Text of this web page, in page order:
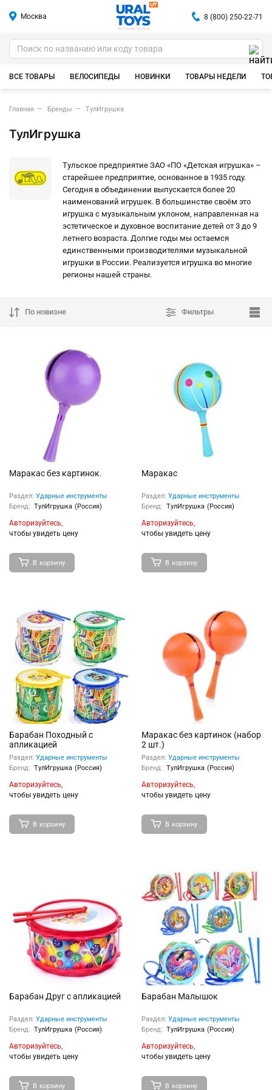
Москва
ИГРУШКИ ОПТОМ
8 (800) 250-22-71
ВСЕ ТОВАРЫ ВЕЛОСИПЕДЫ НОВИНКИ ТОВАРЫ НЕДЕЛИ
Главная Бренды ТулИгрушка
ТулИгрушка
Тульское предприятие ЗАО «ПО «Детская игрушка» –
старейшее предприятие, основанное в 1935 году.
Сегодня в объединении выпускается более 20
наименований игрушек. В большинстве своём это
игрушка с музыкальным уклоном, направленная на
эстетическое и духовное воспитание детей от 3 до 9
летнего возраста. Долгие годы мы остаемся
единственными производителями музыкальной
игрушки в России. Реализуется игрушка во многие
регионы нашей страны.
По новизне Фильтры
Маракас без картинок.
Раздел: Ударные инструменты
Бренд: ТулИгрушка (Россия)
Авторизуйтесь,
чтобы увидеть цену
В корзину
Маракас
Раздел: Ударные инструменты
Бренд: ТулИгрушка (Россия)
Авторизуйтесь,
чтобы увидеть цену
В корзину
Барабан Походный с
апликацией
Раздел: Ударные инструменты
Бренд: ТулИгрушка (Россия)
Авторизуйтесь,
чтобы увидеть цену
В корзину
Маракас без картинок (набор
2 шт.)
Раздел: Ударные инструменты
Бренд: ТулИгрушка (Россия)
Авторизуйтесь,
чтобы увидеть цену
В корзину
Барабан Друг с апликацией
Раздел: Ударные инструменты
Бренд: ТулИгрушка (Россия)
Авторизуйтесь,
чтобы увидеть цену
В корзину
Барабан Малышок
Раздел: Ударные инструменты
Бренд: ТулИгрушка (Россия)
Авторизуйтесь,
чтобы увидеть цену
В корзину